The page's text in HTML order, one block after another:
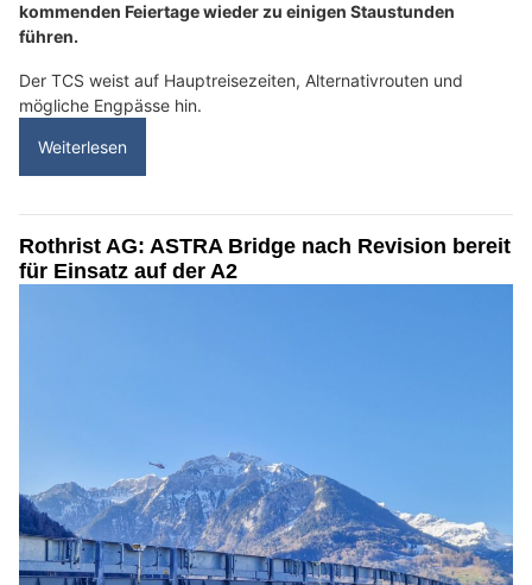
kommenden Feiertage wieder zu einigen Staustunden
führen.
Der TCS weist auf Hauptreisezeiten, Alternativrouten und
mögliche Engpässe hin.
Weiterlesen
Rothrist AG: ASTRA Bridge nach Revision bereit
für Einsatz auf der A2